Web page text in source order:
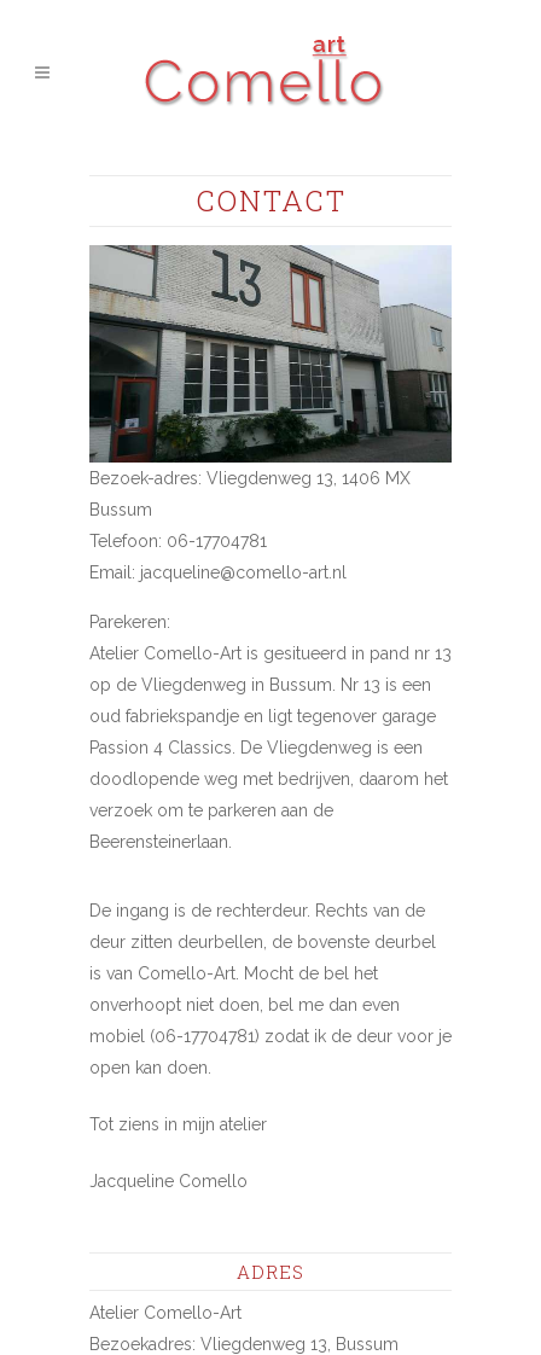
CONTACT
Bezoek-adres: Vliegdenweg 13, 1406 MX
Bussum
Telefoon: 06-17704781
Email: jacqueline@comello-art.nl
Parekeren:
Atelier Comello-Art is gesitueerd in pand nr 13
op de Vliegdenweg in Bussum. Nr 13 is een
oud fabriekspandje en ligt tegenover garage
Passion 4 Classics. De Vliegdenweg is een
doodlopende weg met bedrijven, daarom het
verzoek om te parkeren aan de
Beerensteinerlaan.
De ingang is de rechterdeur. Rechts van de
deur zitten deurbellen, de bovenste deurbel
is van Comello-Art. Mocht de bel het
onverhoopt niet doen, bel me dan even
mobiel (06-17704781) zodat ik de deur voor je
open kan doen.
Tot ziens in mijn atelier
Jacqueline Comello
ADRES
Atelier Comello-Art
Bezoekadres: Vliegdenweg 13, Bussum